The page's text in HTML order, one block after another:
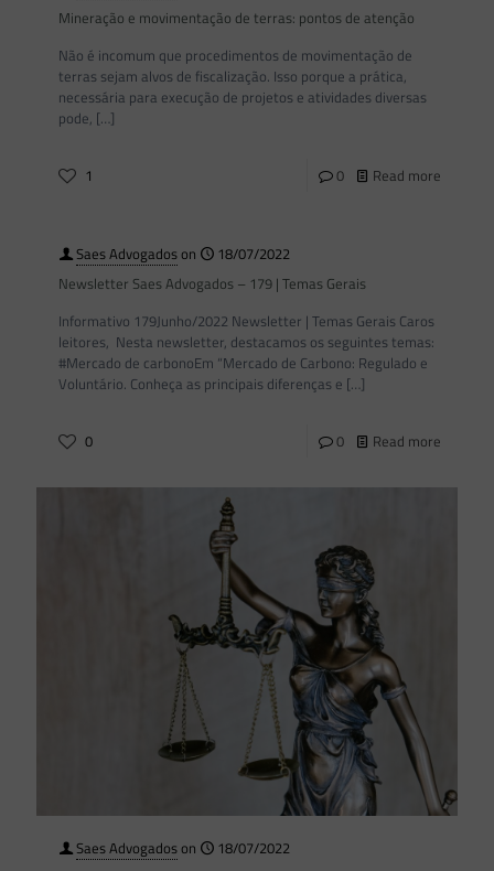
Mineração e movimentação de terras: pontos de atenção
Não é incomum que procedimentos de movimentação de
terras sejam alvos de fiscalização. Isso porque a prática,
necessária para execução de projetos e atividades diversas
pode, […]
1 0 Read more
Saes Advogadoson
18/07/2022
Newsletter Saes Advogados – 179 | Temas Gerais
Informativo 179Junho/2022 Newsletter | Temas Gerais Caros
leitores, Nesta newsletter, destacamos os seguintes temas:
#Mercado de carbonoEm “Mercado de Carbono: Regulado e
Voluntário. Conheça as principais diferenças e […]
0 0 Read more
Saes Advogadoson
18/07/2022